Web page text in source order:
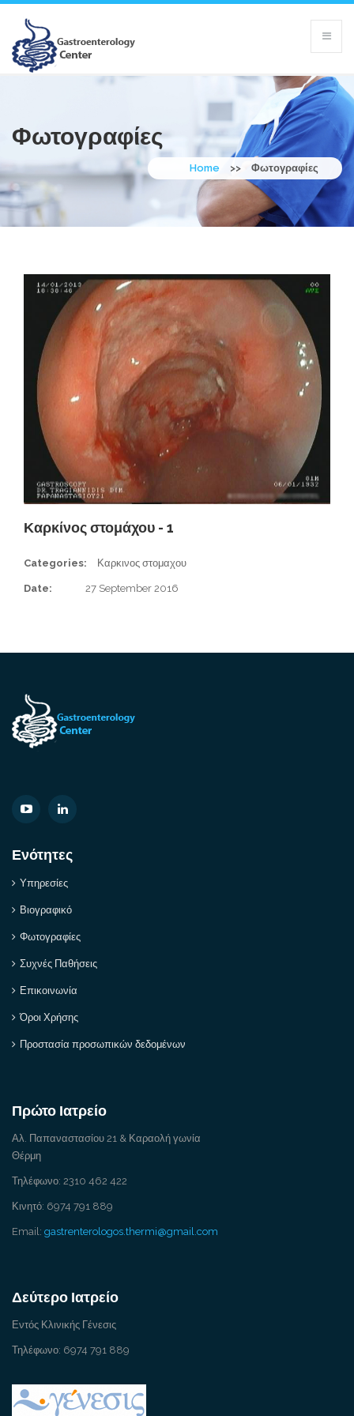
Φωτογραφίες
Home >> Φωτογραφίες
Καρκίνος στομάχου - 1
Categories: Καρκινος στομαχου
Date: 27 September 2016
Ενότητες
Υπηρεσίες
Βιογραφικό
Φωτογραφίες
Συχνές Παθήσεις
Επικοινωνία
Όροι Χρήσης
Προστασία προσωπικών δεδομένων
Πρώτο Ιατρείο
Αλ. Παπαναστασίου 21 & Καραολή γωνία
Θέρμη
Τηλέφωνο: 2310 462 422
Κινητό: 6974 791 889
Email: gastrenterologos.thermi@gmail.com
Δεύτερο Ιατρείο
Εντός Κλινικής Γένεσις
Τηλέφωνο: 6974 791 889